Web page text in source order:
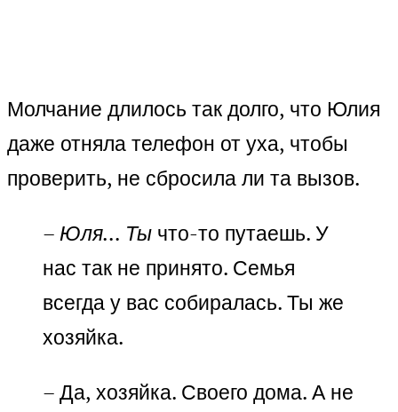
Молчание длилось так долго, что Юлия
даже отняла телефон от уха, чтобы
проверить, не сбросила ли та вызов.
– Юля… Ты что-то путаешь. У
нас так не принято. Семья
всегда у вас собиралась. Ты же
хозяйка.
– Да, хозяйка. Своего дома. А не